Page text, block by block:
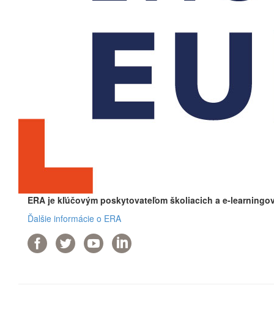
ERA je kľúčovým poskytovateľom školiacich a e-
Ďalšie informácie o ERA